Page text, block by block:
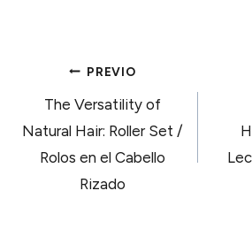
NAVEGACIÓN
DE
ENTRADAS
PREVIO
The Versatility of
Natural Hair: Roller Set /
Rolos en el Cabello
Rizado